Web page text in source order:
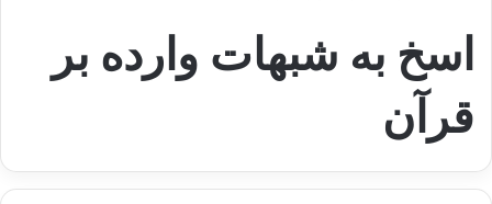
اسخ به شبهات وارده بر
قرآن